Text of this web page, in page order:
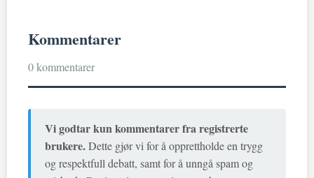
Kommentarer
0 kommentarer
Vi godtar kun kommentarer fra registrerte
brukere.Dette gjør vi for å opprettholde en trygg
og respektfull debatt, samt for å unngå spam og